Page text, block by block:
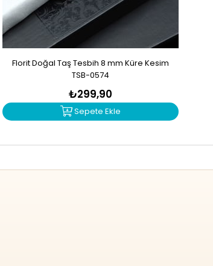
Florit Doğal Taş Tesbih 8 mm Küre Kesim
TSB-0574
₺299,90
Sepete Ekle